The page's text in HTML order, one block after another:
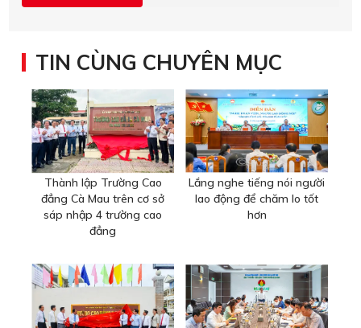
TIN CÙNG CHUYÊN MỤC
Thành lập Trường Cao
đẳng Cà Mau trên cơ sở
sáp nhập 4 trường cao
đẳng
Lắng nghe tiếng nói người
lao động để chăm lo tốt
hơn